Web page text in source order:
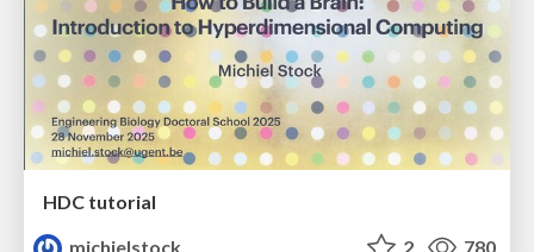
HDC tutorial
michielstock
2 780